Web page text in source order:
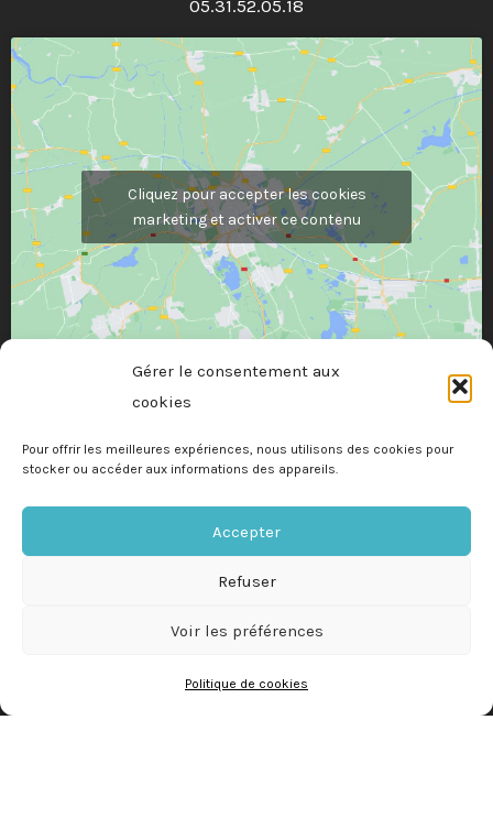
Gérer le consentement aux
cookies
Pour offrir les meilleures expériences, nous utilisons des cookies pour
stocker ou accéder aux informations des appareils.
Accepter
Refuser
Voir les préférences
Politique de cookies
05.31.52.05.18
Cliquez pour accepter les cookies
marketing et activer ce contenu
Mentions légales
Politique de cookies